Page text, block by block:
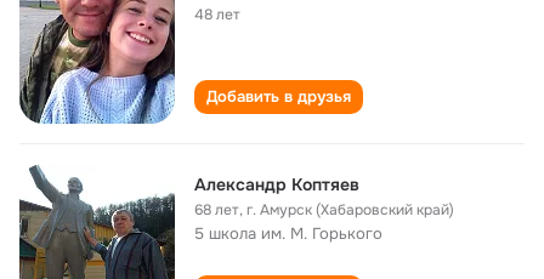
48 лет
Добавить в друзья
Александр Коптяев
68 лет,г. Амурск (Хабаровский край)
5 школа им. М. Горького